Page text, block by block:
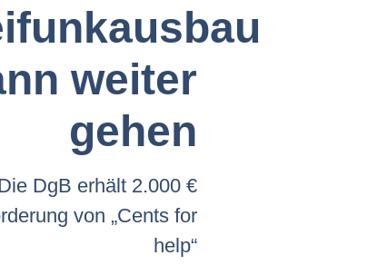
weiter
gehen
DgB erhält 2.000 €
von „Cents for
help“